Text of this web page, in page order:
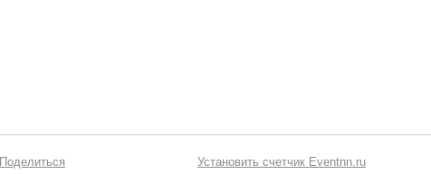
Поделиться Установить счетчик Eventnn.ru